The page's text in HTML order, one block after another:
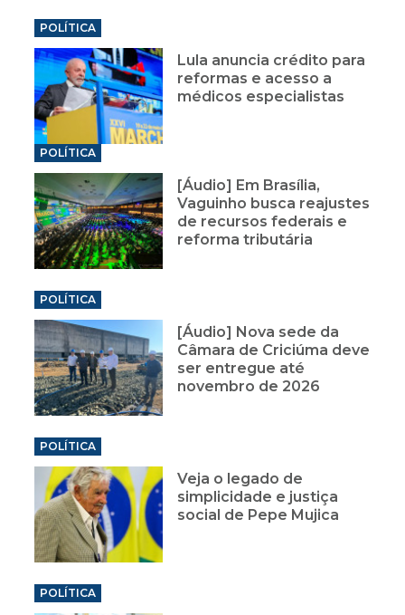
POLÍTICA
Lula anuncia crédito para
reformas e acesso a
médicos especialistas
POLÍTICA
[Áudio] Em Brasília,
Vaguinho busca reajustes
de recursos federais e
reforma tributária
POLÍTICA
[Áudio] Nova sede da
Câmara de Criciúma deve
ser entregue até
novembro de 2026
POLÍTICA
Veja o legado de
simplicidade e justiça
social de Pepe Mujica
POLÍTICA